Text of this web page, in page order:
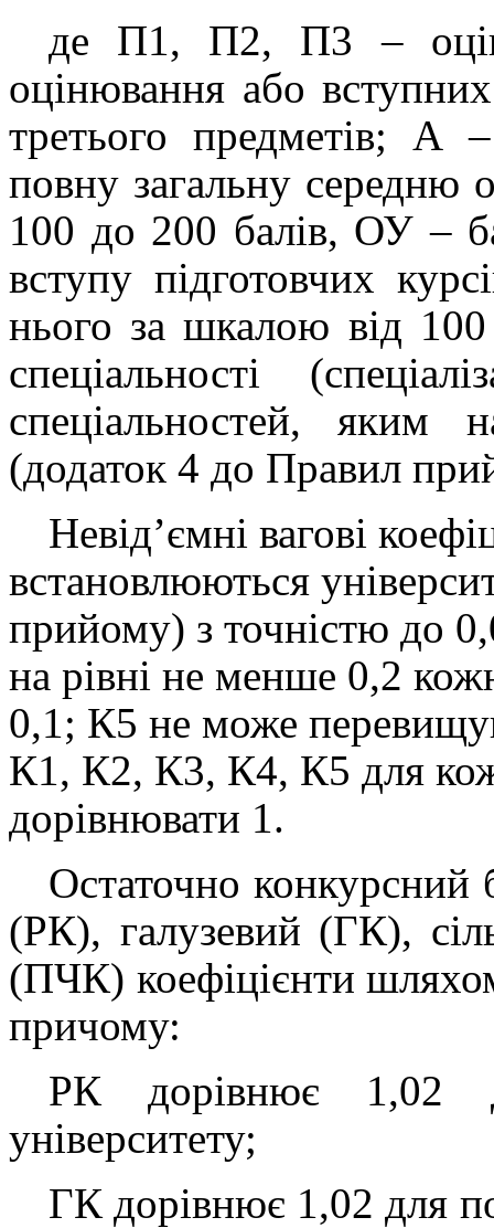
де П1, П2, П3 –
оцінювання або
третього предметів; А
повну загальну середню
100 до 200 балів, ОУ –
вступу підготовчих
нього за шкалою від
спеціальності
спеціальностей, яким
(додаток 4 до Правил
Невід’ємні вагові
встановлюються
прийому) з точністю до
на рівні не менше 0,2
0,1; К5 не може
К1, К2, К3, К4, К5 для
дорівнювати 1.
Остаточно конкурсний
(РК), галузевий (ГК),
(ПЧК) коефіцієнти
причому:
РК дорівнює 1,02
університету;
ГК дорівнює 1,02 для